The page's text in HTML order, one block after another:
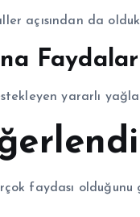
açısından da
yararlı
faydası